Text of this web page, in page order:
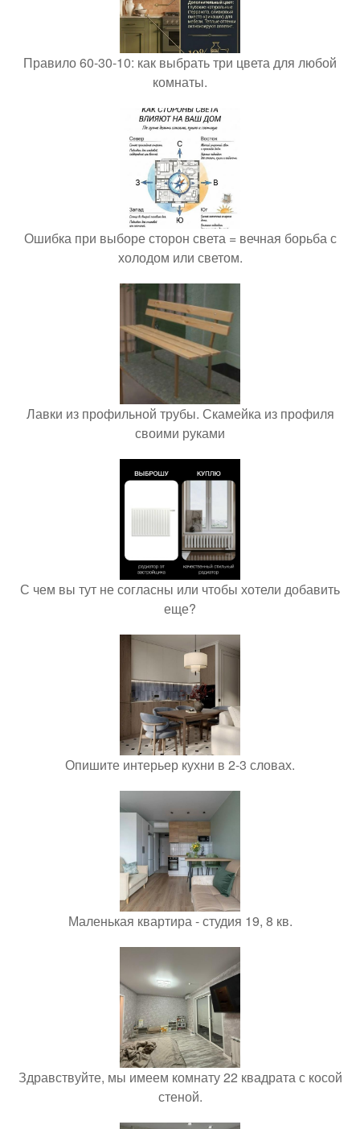
Правило 60-30-10: как выбрать три цвета для любой
комнаты.
Ошибка при выборе сторон света = вечная борьба с
холодом или светом.
Лавки из профильной трубы. Скамейка из профиля
своими руками
С чем вы тут не согласны или чтобы хотели добавить
еще?
Опишите интерьер кухни в 2-3 словах.
Маленькая квартира - студия 19, 8 кв.
Здравствуйте, мы имеем комнату 22 квадрата с косой
стеной.